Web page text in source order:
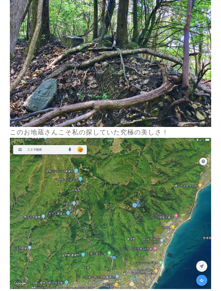
このお地蔵さんこそ私の探していた究極の美しさ！